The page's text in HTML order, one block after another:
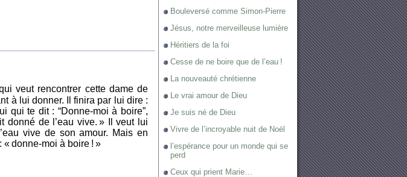
veut rencontrer cette dame de
à lui donner. Il finira par lui dire :
qui te dit : “Donne-moi à boire”,
donné de l’eau vive. » Il veut lui
vive de son amour. Mais en
donne-moi à boire ! »
Bouleversé comme Simon-Pierre
Jésus, notre merveilleuse lumière
Héritiers de la foi
Cesse de ne boire que de l’eau !
La nouveauté chrétienne
Le vrai amour de Dieu
Je suis né de Dieu
Vivre de l’incroyable nuit de Noël
l’espérance pour un monde qui se
perd
Ceux qui prient Marie…